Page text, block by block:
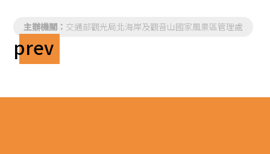
主辦機關： 交通部觀光局北海岸及觀音山國家風景區管理處
prev